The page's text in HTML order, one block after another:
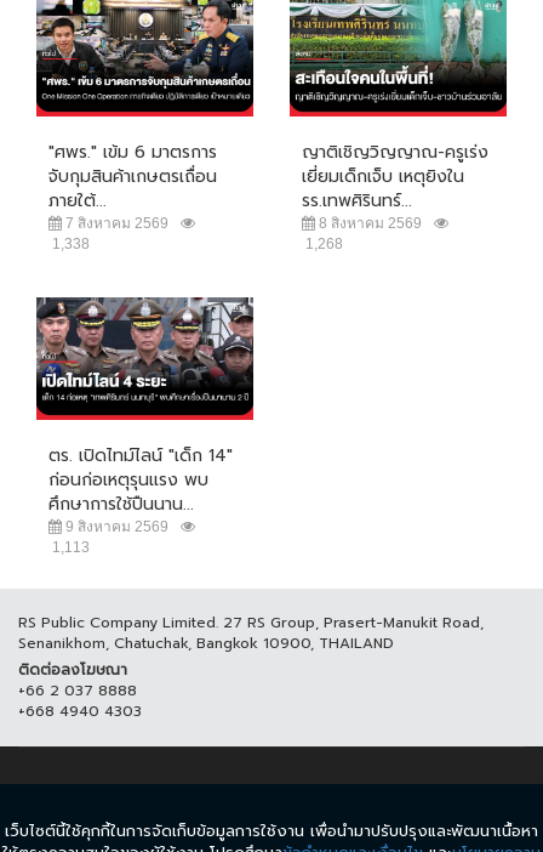
"ศพร." เข้ม 6 มาตรการ
จับกุมสินค้าเกษตรเถื่อน
ภายใต้...
7 สิงหาคม 2569
1,338
ญาติเชิญวิญญาณ-ครูเร่ง
เยี่ยมเด็กเจ็บ เหตุยิงใน
รร.เทพศิรินทร์...
8 สิงหาคม 2569
1,268
ตร. เปิดไทม์ไลน์ "เด็ก 14"
ก่อนก่อเหตุรุนแรง พบ
ศึกษาการใช้ปืนนาน...
9 สิงหาคม 2569
1,113
RS Public Company Limited. 27 RS Group, Prasert-Manukit Road,
Senanikhom, Chatuchak, Bangkok 10900, THAILAND
ติดต่อลงโฆษณา
+66 2 037 8888
+668 4940 4303
© COPYRIGHT 2017 THAICH8.COM, ALL RIGHT RESERVED.
ข้อกำหนดและเงื่อนไข นโยบายความเป็นส่วนตัว
เว็บไซต์นี้ใช้คุกกี้ในการจัดเก็บข้อมูลการใช้งาน เพื่อนำมาปรับปรุงและพัฒนาเนื้อหา